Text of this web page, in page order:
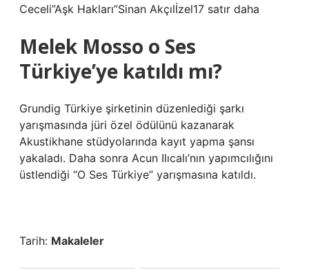
Ceceli”Aşk Hakları”Sinan Akçılİzel17 satır daha
Melek Mosso o Ses
Türkiye’ye katıldı mı?
Grundig Türkiye şirketinin düzenlediği şarkı
yarışmasında jüri özel ödülünü kazanarak
Akustikhane stüdyolarında kayıt yapma şansı
yakaladı. Daha sonra Acun Ilıcalı’nın yapımcılığını
üstlendiği “O Ses Türkiye” yarışmasına katıldı.
Tarih: Makaleler